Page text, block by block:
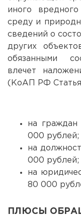
иного
среду и
сведений о
других
обязанными
влечет
(КоАП РФ Статья
на
000 рублей;
на
000 рублей;
на
80 000
ПЛЮСЫ